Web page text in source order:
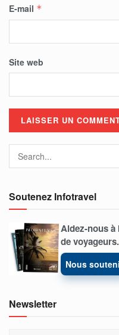
E-mail *
Site web
Soutenez Infotravel
Aidez-nous
de voyageurs.
Nous
Newsletter